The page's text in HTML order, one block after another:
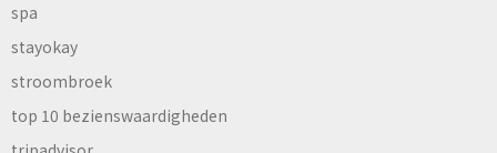
spa
stayokay
stroombroek
top 10 bezienswaardigheden